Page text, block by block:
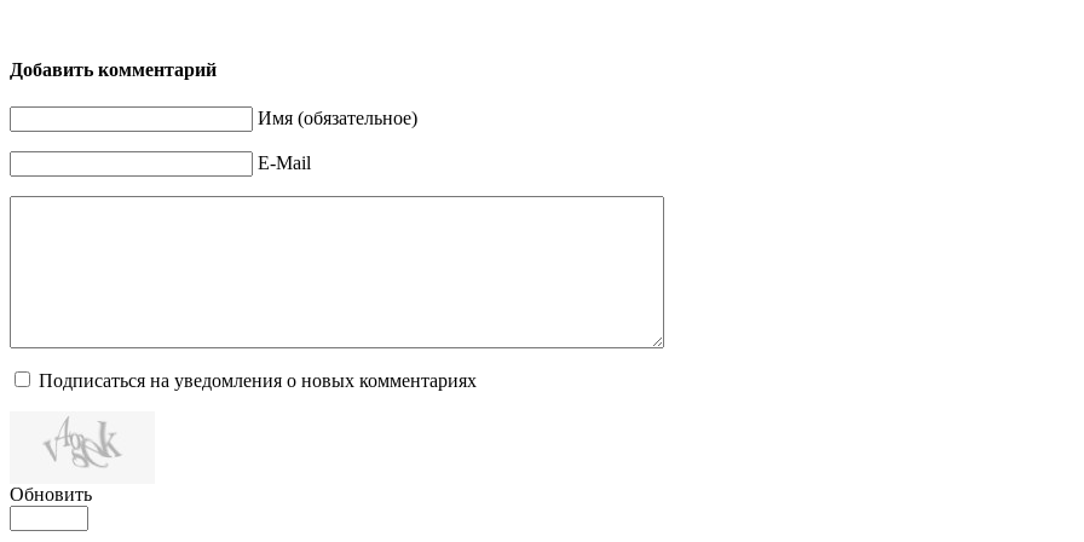
Добавить комментарий
Имя (обязательное)
E-Mail
Подписаться на уведомления о новых комментариях
Обновить